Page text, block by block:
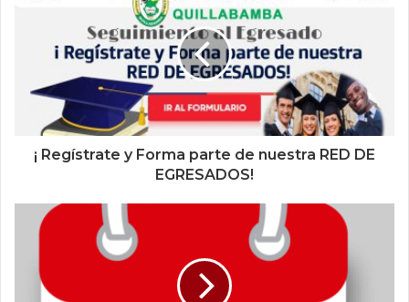
¡ Regístrate y Forma parte de nuestra RED DE
EGRESADOS!